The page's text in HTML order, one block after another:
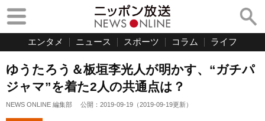
エンタメ ニュース スポーツ コラム ライフ
ゆうたろう＆板垣李光人が明かす、“ガチパ
ジャマ”を着た2人の共通点は？
NEWS ONLINE 編集部 公開： 2019-09-19 （2019-09-19更新）